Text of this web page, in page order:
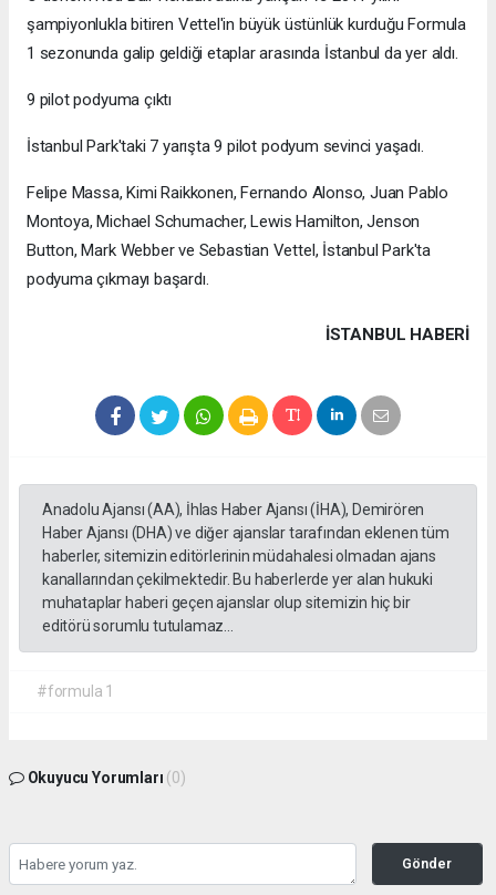
şampiyonlukla bitiren Vettel'in büyük üstünlük kurduğu Formula
1 sezonunda galip geldiği etaplar arasında İstanbul da yer aldı.
9 pilot podyuma çıktı
İstanbul Park'taki 7 yarışta 9 pilot podyum sevinci yaşadı.
Felipe Massa, Kimi Raikkonen, Fernando Alonso, Juan Pablo
Montoya, Michael Schumacher, Lewis Hamilton, Jenson
Button, Mark Webber ve Sebastian Vettel, İstanbul Park'ta
podyuma çıkmayı başardı.
İSTANBUL HABERİ
Anadolu Ajansı (AA), İhlas Haber Ajansı (İHA), Demirören
Haber Ajansı (DHA) ve diğer ajanslar tarafından eklenen tüm
haberler, sitemizin editörlerinin müdahalesi olmadan ajans
kanallarından çekilmektedir. Bu haberlerde yer alan hukuki
muhataplar haberi geçen ajanslar olup sitemizin hiç bir
editörü sorumlu tutulamaz...
#formula 1
Okuyucu Yorumları (0)
Gönder